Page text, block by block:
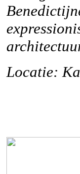
Locatie: